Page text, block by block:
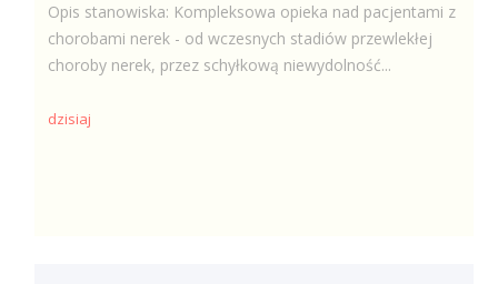
Opis stanowiska: Kompleksowa opieka nad pacjentami z
chorobami nerek - od wczesnych stadiów przewlekłej
choroby nerek, przez schyłkową niewydolność...
dzisiaj